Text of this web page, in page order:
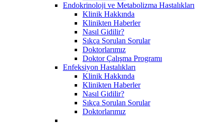
Endokrinoloji ve Metabolizma Hastalıkları
Klinik Hakkında
Klinikten Haberler
Nasıl Gidilir?
Sıkça Sorulan Sorular
Doktorlarımız
Doktor Çalışma Programı
Enfeksiyon Hastalıkları
Klinik Hakkında
Klinikten Haberler
Nasıl Gidilir?
Sıkça Sorulan Sorular
Doktorlarımız